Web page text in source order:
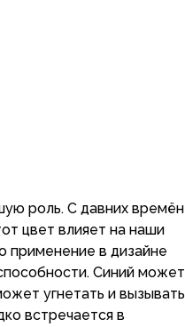
роль. С давних времён
цвет влияет на наши
применение в дизайне
Синий может
угнетать и вызывать
встречается в